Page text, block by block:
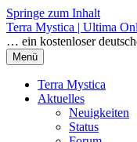
Springe zum Inhalt
Terra Mystica | Ultima
… ein kostenloser
Menü
Terra Mystica
Aktuelles
Neuigkeiten
Status